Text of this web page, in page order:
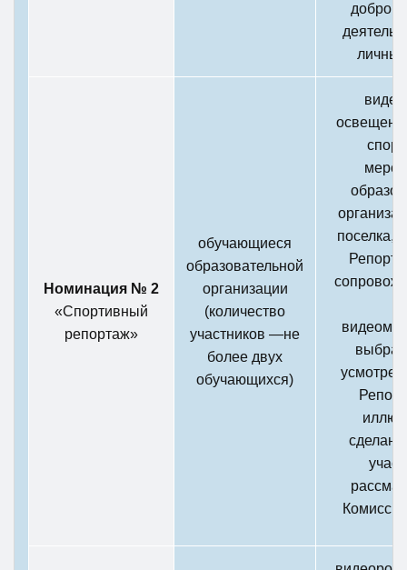
Номинация № 2
«Спортивный
репортаж»
обучающиеся
образовательной
организации
(количество
участников —не
более двух
обучающихся)
поселка,